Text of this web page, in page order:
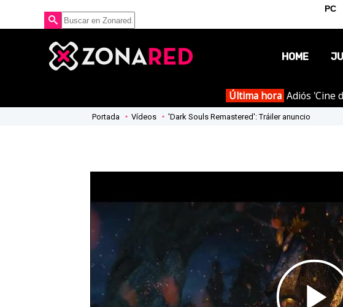
HOME
Última hora Adiós 'Cine
Portada Vídeos 'Dark Souls Remastered': Tráiler anuncio
PC